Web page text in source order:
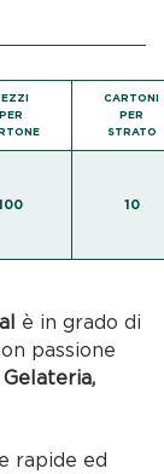
PER
CARTONI
PER
STRATO
10
è in grado di
passione
rapide ed